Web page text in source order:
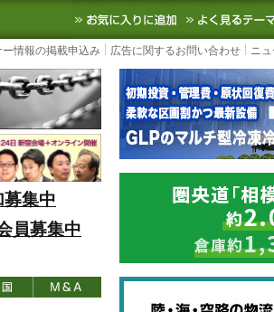
など国内外の最新の物流ニュースをお
お気に入りに
情報の掲載申込み 広告に関するお問い合わせ ニ
集中
員募集中